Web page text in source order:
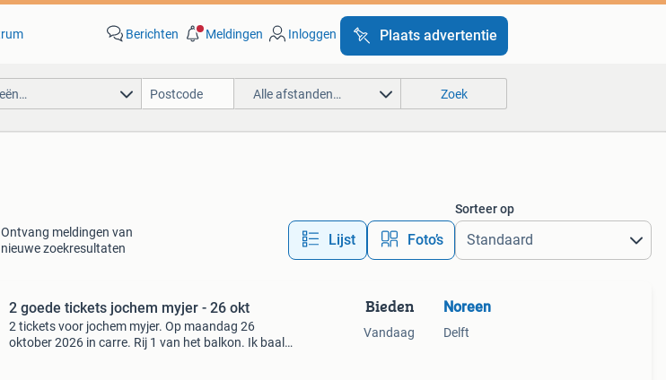
Berichten Meldingen Inloggen Plaats advertentie
Alle afstanden… Zoek
Ontvang meldingen van
nieuwe zoekresultaten
Lijst Foto’s
Sorteer op
2 goede tickets jochem myjer - 26 okt
2 tickets voor jochem myjer. Op maandag 26
oktober 2026 in carre. Rij 1 van het balkon. Ik baal
Bieden
Vandaag
Noreen
Delft